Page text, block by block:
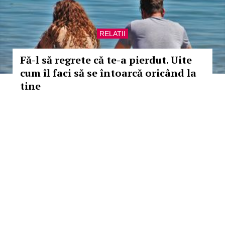
RELATII
Fă-l să regrete că te-a pierdut. Uite
cum îl faci să se întoarcă oricând la
tine